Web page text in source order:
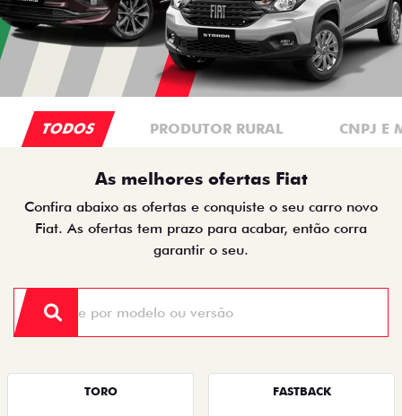
TODOS PRODUTOR RURAL CNPJ E
As melhores ofertas Fiat
Confira abaixo as ofertas e conquiste o seu carro novo
Fiat. As ofertas tem prazo para acabar, então corra
garantir o seu.
TORO FASTBACK